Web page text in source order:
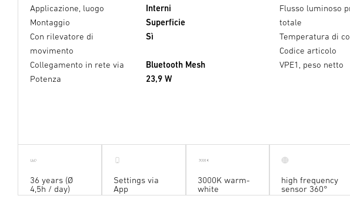
Calcolo della luce
(500 lux @0.8m) (4 lux @0.8m) (100 lux
Applicazione, luogo
Interni
Montaggio
Superficie
Con rilevatore di
movimento
Sì
Collegamento in rete via
Bluetooth Mesh
Potenza
23,9 W
Flusso luminoso
totale
Temperatura di
Codice articolo
VPE1, peso netto
36 years (Ø
4,5h / day)
Settings via
App
3000K warm-
white
high frequency
sensor 360°